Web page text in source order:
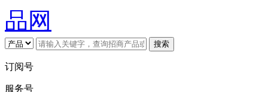
搜索
订阅号
服务号